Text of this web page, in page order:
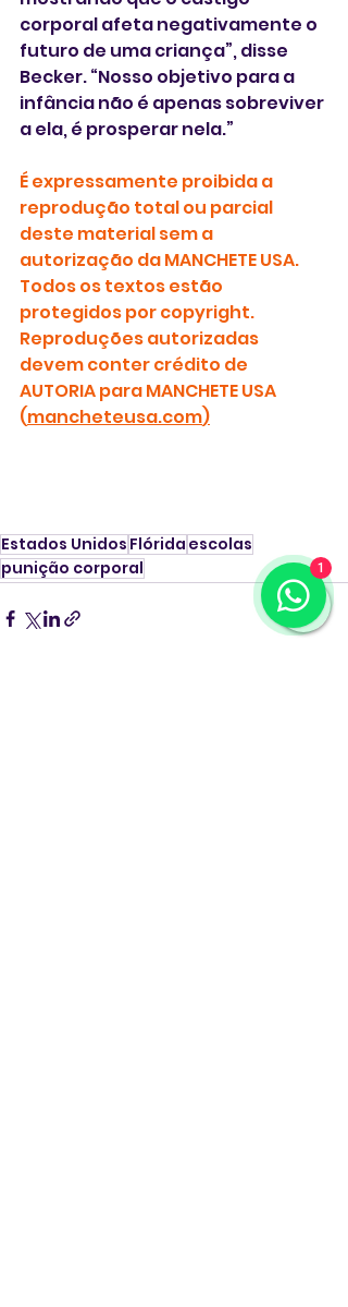
corporal afeta negativamente o
futuro de uma criança”, disse
Becker. “Nosso objetivo para a
infância não é apenas sobreviver
a ela, é prosperar nela.”
É expressamente proibida a
reprodução total ou parcial
deste material sem a
autorização da MANCHETE USA.
Todos os textos estão
protegidos por copyright.
Reproduções autorizadas
devem conter crédito de
AUTORIA para MANCHETE USA
(mancheteusa.com)
Estados Unidos Flórida escolas
punição corporal
1